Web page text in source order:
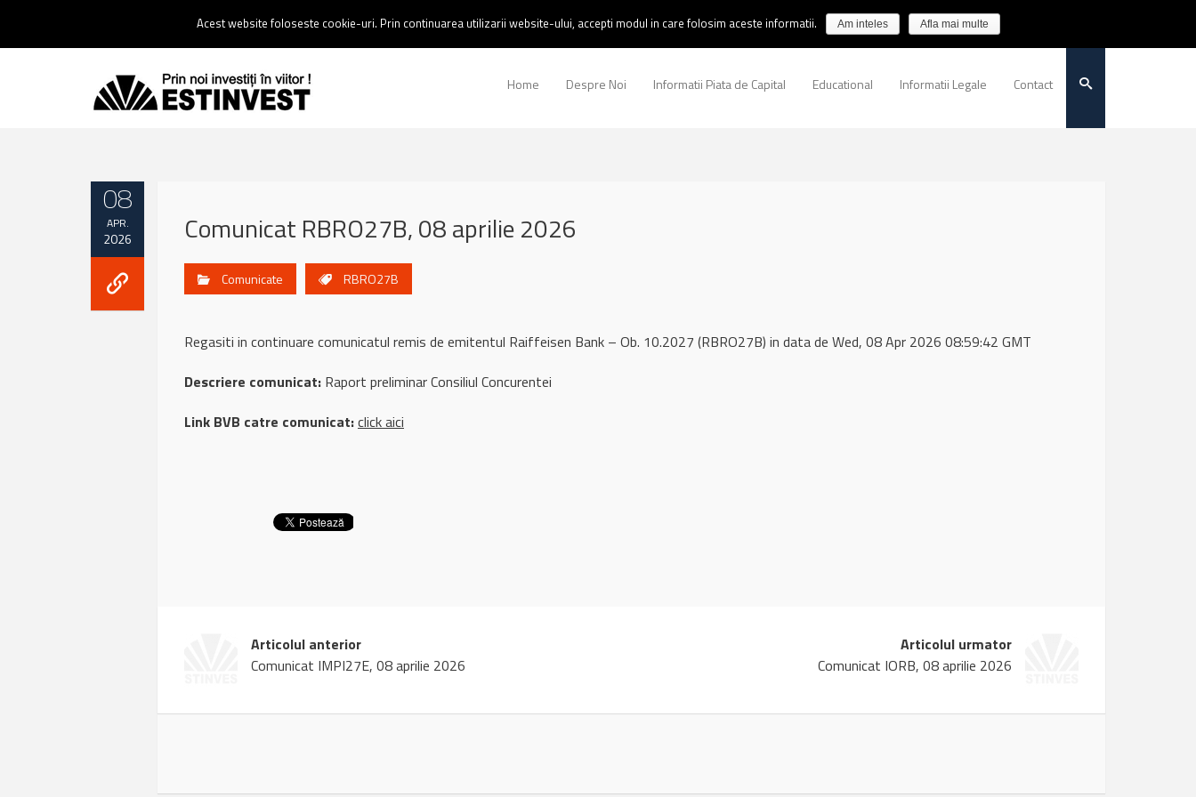
0237 238 900 |Email :contact@estinvest.ro
Home Despre Noi Informatii Piata de Capital Educational Informatii Legale Contact
08
APR.
2026 Comunicat RBRO27B, 08 aprilie 2026
Comunicate RBRO27B
Regasiti in continuare comunicatul remis de emitentul Raiffeisen Bank – Ob. 10.2027 (RBRO27B) in data de Wed, 08 Apr 2026 08:59:42 GMT
Descriere comunicat: Raport preliminar Consiliul Concurentei
Link BVB catre comunicat:click aici
Articolul anterior
Comunicat IMPI27E, 08 aprilie 2026
Articolul urmator
Comunicat IORB, 08 aprilie 2026
Acest website foloseste cookie-uri. Prin continuarea utilizarii website-ului, accepti modul in care folosim aceste informatii. Am inteles Afla mai multe